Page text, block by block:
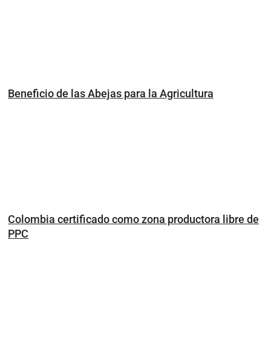
Beneficio de las Abejas para la Agricultura
Colombia certificado como zona productora libre de
PPC